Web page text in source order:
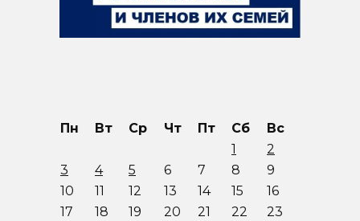
Пн Вт Ср Чт Пт Сб
Вс
1
2
3
4 5 6 7 8
9
10
11 12 13 14 15
16
17
18 19 20 21 22
23